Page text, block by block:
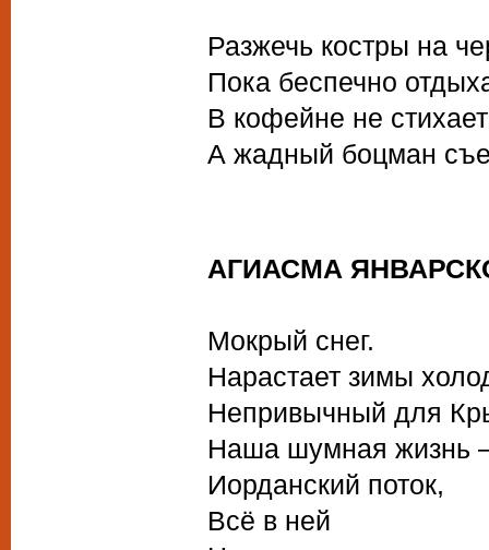
Разжечь костры на
Пока беспечно
В кофейне не
А жадный боцман
АГИАСМА
Мокрый снег.
Нарастает зимы
Непривычный для
Наша шумная жизнь
Иорданский поток,
Всё в ней